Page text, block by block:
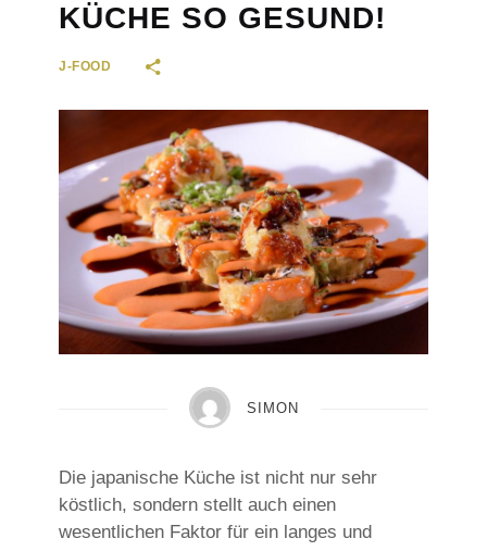
KÜCHE SO GESUND!
J-FOOD
SIMON
Die japanische Küche ist nicht nur sehr
köstlich, sondern stellt auch einen
wesentlichen Faktor für ein langes und